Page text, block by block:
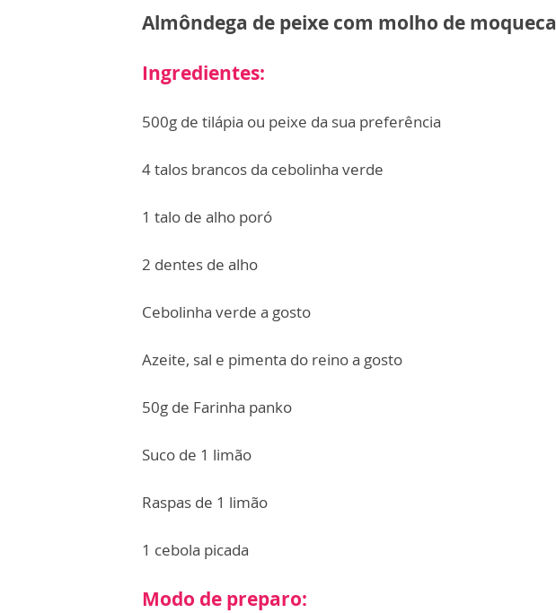
Almôndega de peixe com molho de moqueca
Ingredientes:
500g de tilápia ou peixe da sua preferência
4 talos brancos da cebolinha verde
1 talo de alho poró
2 dentes de alho
Cebolinha verde a gosto
Azeite, sal e pimenta do reino a gosto
50g de Farinha panko
Suco de 1 limão
Raspas de 1 limão
1 cebola picada
Modo de preparo: